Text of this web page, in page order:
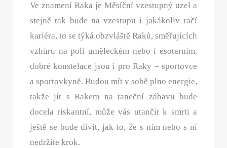
Ve znamení Raka je Měsíční vzestupný uzel a
stejně tak bude na vzestupu i jakákoliv račí
kariéra, to se týká obzvláště Raků, směřujících
vzhůru na poli uměleckém nebo i esoterním,
dobré konstelace jsou i pro Raky – sportovce
a sportovkyně. Budou mít v sobě plno energie,
takže jít s Rakem na taneční zábavu bude
docela riskantní, může vás utančit k smrti a
ještě se bude divit, jak to, že s ním nebo s ní
nedržíte krok.